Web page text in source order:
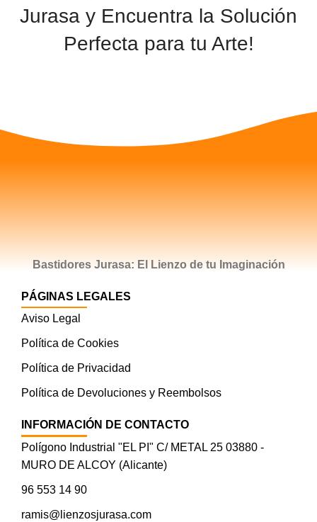
Jurasa y Encuentra la Solución
Perfecta para tu Arte!
Bastidores Jurasa: El Lienzo de tu Imaginación
PÁGINAS LEGALES
Aviso Legal
Política de Cookies
Política de Privacidad
Política de Devoluciones y Reembolsos
INFORMACIÓN DE CONTACTO
Polígono Industrial "EL PI" C/ METAL 25 03880 -
MURO DE ALCOY (Alicante)
96 553 14 90
ramis@lienzosjurasa.com